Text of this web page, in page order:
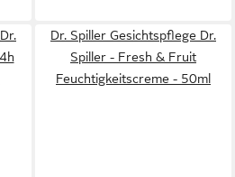
Dr. Spiller Gesichtspflege Dr.
Spiller - Fresh & Fruit
Feuchtigkeitscreme - 50ml